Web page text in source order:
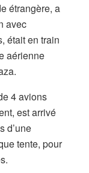
étrangère, a
avec
était en train
aérienne
4 avions
est arrivé
d’une
tente, pour